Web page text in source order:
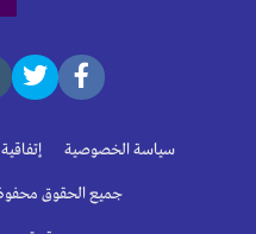
سياسة الخصوصية
جميع الحقوق محفوظة